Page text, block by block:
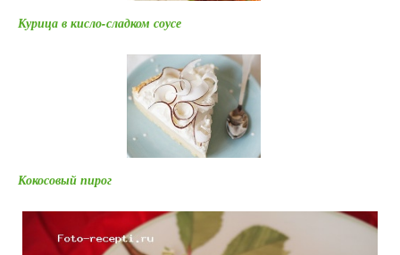
Курица в кисло-сладком соусе
Кокосовый пирог